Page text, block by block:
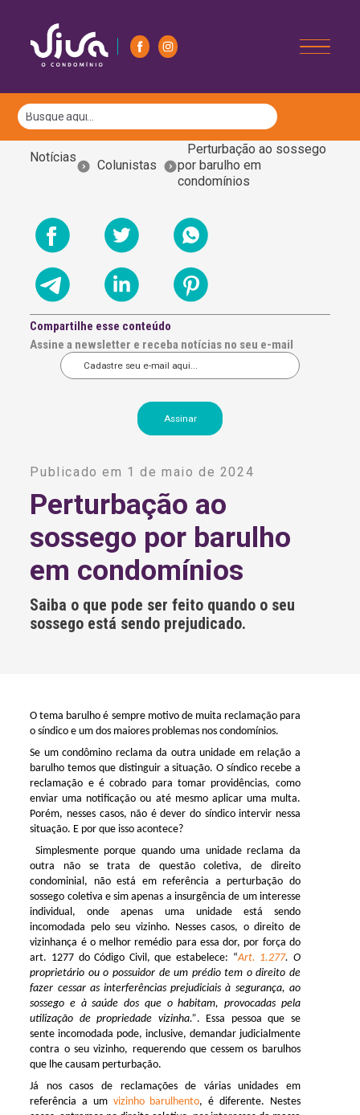
Notícias
Colunistas
Perturbação ao sossego
por barulho em
condomínios
Compartilhe esse conteúdo
Assine a newsletter e receba notícias no seu e-mail
t
n
a
t
v
:
Publicado em 1 de maio de 2024
Perturbação ao
sossego por barulho
em condomínios
Saiba o que pode ser feito quando o seu
sossego está sendo prejudicado.
O tema barulho é sempre motivo de muita reclamação para
o síndico e um dos maiores problemas nos condomínios.
Se um condômino reclama da outra unidade em relação a
barulho temos que distinguir a situação. O síndico recebe a
reclamação e é cobrado para tomar providências, como
enviar uma notificação ou até mesmo aplicar uma multa.
Porém, nesses casos, não é dever do síndico intervir nessa
situação. E por que isso acontece?
Simplesmente porque quando uma unidade reclama da
outra não se trata de questão coletiva, de direito
condominial, não está em referência a perturbação do
sossego coletiva e sim apenas a insurgência de um interesse
individual, onde apenas uma unidade está sendo
incomodada pelo seu vizinho. Nesses casos, o direito de
vizinhança é o melhor remédio para essa dor, por força do
art. 1277 do Código Civil, que estabelece: “Art. 1.277. O
proprietário ou o possuidor de um prédio tem o direito de
fazer cessar as interferências prejudiciais à segurança, ao
sossego e à saúde dos que o habitam, provocadas pela
utilização de propriedade vizinha.”. Essa pessoa que se
sente incomodada pode, inclusive, demandar judicialmente
contra o seu vizinho, requerendo que cessem os barulhos
que lhe causam perturbação.
Já nos casos de reclamações de várias unidades em
referência a um vizinho barulhento, é diferente. Nestes